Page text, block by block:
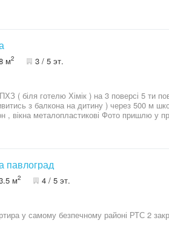
м2 3 / 5 эт.
( біля готелю Хімік ) на 3 поверсі 5 ти
з балкона на дитину ) через 500 м школа , через
пришлю у приватні , писати на вайбер (05******60) Ціна
павлоград
м2 4 / 5 эт.
районі РТС 2 закритих балкони Власне газове опалення 2